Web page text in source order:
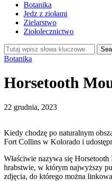
Botanika
Jedz z ziołami
Zielarstwo
Ziołolecznictwo
Botanika
Horsetooth
22 grudnia, 2023
Kiedy chodzę po naturalnym
Fort Collins w Kolorado i
Właściwie nazywa się
hrabstwie, w którym najwyższy
zdjęcia, do którego można